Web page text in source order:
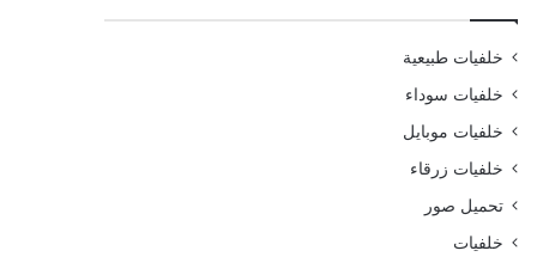
خلفيات طبيعية
خلفيات سوداء
خلفيات موبايل
خلفيات زرقاء
تحميل صور
خلفيات